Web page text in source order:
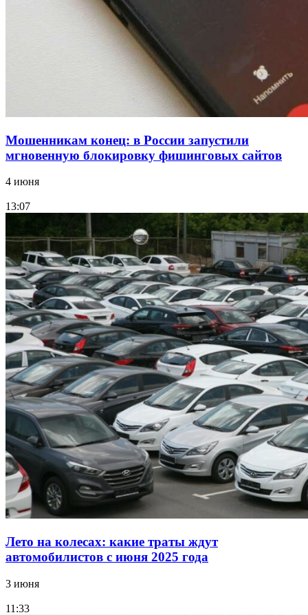
заключены контракты на 3,6 млн долларов
Мошенникам конец: в России запустили
мгновенную блокировку фишинговых сайтов
4 июня
13:07
Лето на колесах: какие траты ждут
автомобилистов с июня 2025 года
3 июня
11:33